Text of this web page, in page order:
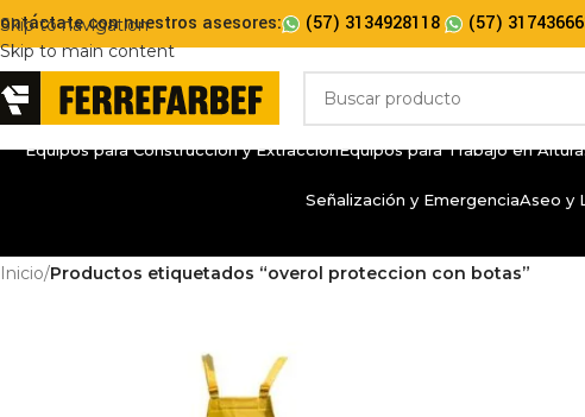
Skip to navigation
Skip to main content
con nuestros asesores: (57) 3134928118 (57)
Equipos para Construcción y ExtracciónEquipos para Trabajo en
Señalización y EmergenciaAseo y
Inicio/Productos etiquetados “overol proteccion con botas”